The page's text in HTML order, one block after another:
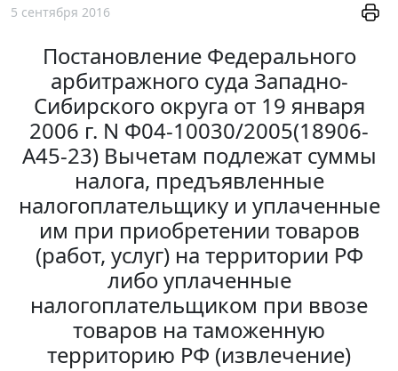
5 сентября 2016
Постановление Федерального
арбитражного суда Западно-
Сибирского округа от 19 января
2006 г. N Ф04-10030/2005(18906-
А45-23) Вычетам подлежат суммы
налога, предъявленные
налогоплательщику и уплаченные
им при приобретении товаров
(работ, услуг) на территории РФ
либо уплаченные
налогоплательщиком при ввозе
товаров на таможенную
территорию РФ (извлечение)